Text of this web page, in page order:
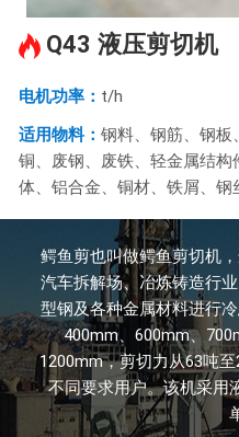
Q43 液压剪切机
电机功率： t/h
适用物料： 钢料、钢筋、钢板
铜、废钢、废铁、轻金属结
体、铝合金、铜材、铁屑、
鳄鱼剪也叫做鳄鱼剪切机
汽车拆解场、冶炼铸造行
型钢及各种金属材料进行
400mm、600mm、
1200mm，剪切力从63吨
不同要求用户。该机采用